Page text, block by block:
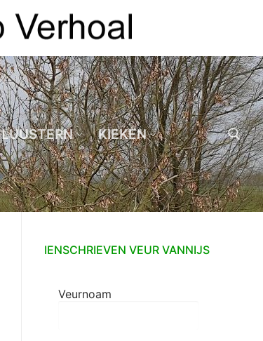
LUUSTERN KIEKEN
Zoeken naar:
IENSCHRIEVEN VEUR VANNIJS
Veurnoam